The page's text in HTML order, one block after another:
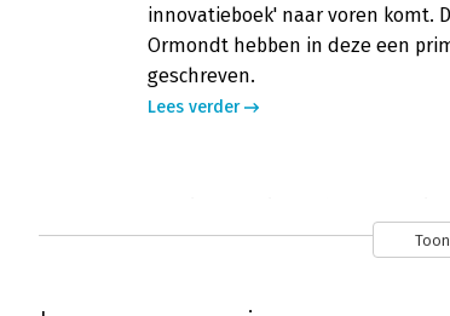
innovatieboek' naar voren komt.
Ormondt hebben in deze een
geschreven.
Lees verder
Carla Verwijs | 20 maart 2007
Nederland is uit de top-10 van